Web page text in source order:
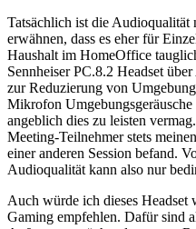
Tatsächlich ist die Audioqualität
erwähnen, dass es eher für
Haushalt im HomeOffice
Sennheiser PC.8.2 Headset
zur Reduzierung von
Mikrofon
angeblich dies zu leisten
Meeting-Teilnehmer stets
einer anderen Session befand.
Audioqualität kann also nur
Auch würde ich dieses
Gaming empfehlen. Dafür sind